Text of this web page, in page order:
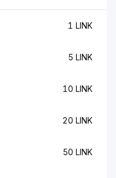
1 LINK
5 LINK
10 LINK
20 LINK
50 LINK